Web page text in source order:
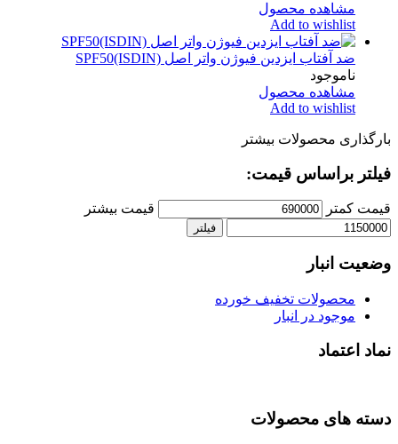
مشاهده محصول
Add to wishlist
ضد آفتاب ایزدین فیوژن واتر اصل SPF50(ISDIN)
ناموجود
مشاهده محصول
Add to wishlist
بارگذاری محصولات بیشتر
فیلتر براساس قیمت:
قیمت کمتر قیمت بیشتر
فیلتر
وضعیت انبار
محصولات تخفیف خورده
موجود در انبار
نماد اعتماد
دسته های محصولات